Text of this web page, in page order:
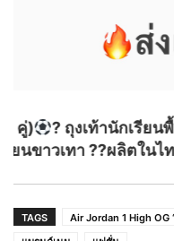
[ มาใหม่ ] รองเท้
ไม่ซ้ำใค
TAGS Air Jordan 1 High OG